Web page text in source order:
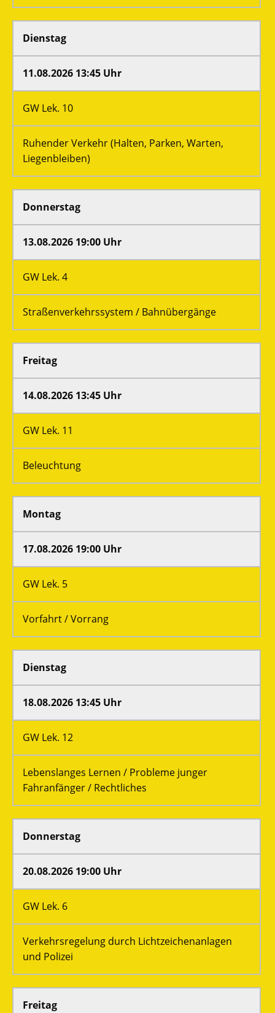
Dienstag
11.08.2026 13:45 Uhr
GW Lek. 10
Ruhender Verkehr (Halten, Parken, Warten,
Liegenbleiben)
Donnerstag
13.08.2026 19:00 Uhr
GW Lek. 4
Straßenverkehrssystem / Bahnübergänge
Freitag
14.08.2026 13:45 Uhr
GW Lek. 11
Beleuchtung
Montag
17.08.2026 19:00 Uhr
GW Lek. 5
Vorfahrt / Vorrang
Dienstag
18.08.2026 13:45 Uhr
GW Lek. 12
Lebenslanges Lernen / Probleme junger
Fahranfänger / Rechtliches
Donnerstag
20.08.2026 19:00 Uhr
GW Lek. 6
Verkehrsregelung durch Lichtzeichenanlagen
und Polizei
Freitag